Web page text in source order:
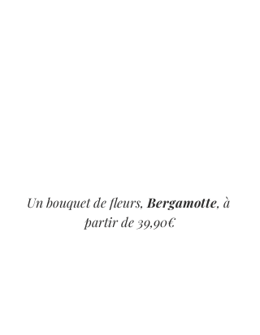
Un bouquet de fleurs, Bergamotte, à
partir de 39,90€